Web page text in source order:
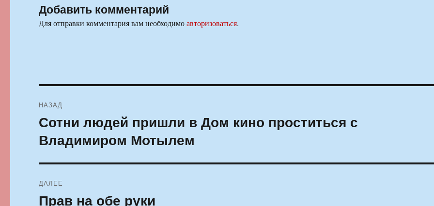
Добавить комментарий
Для отправки комментария вам необходимоавторизоваться.
по
записям
НАЗАД
Предыдущая
Сотни людей пришли в Дом кино проститься с
Владимиром Мотылем
ДАЛЕЕ
Следующая
Прав на обе руки